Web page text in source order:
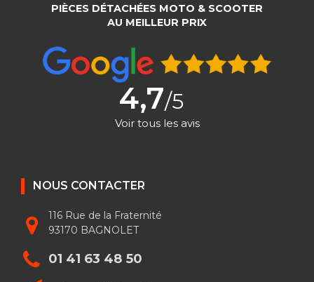
PIÈCES DÉTACHÉES MOTO & SCOOTER
AU MEILLEUR PRIX
4,7/5
Voir tous les avis
NOUS CONTACTER
116 Rue de la Fraternité
93170 BAGNOLET
01 41 63 48 50